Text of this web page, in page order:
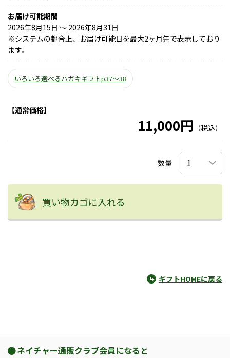
お届け可能期間
2026年8月15日 ～ 2026年8月31日
※システムの都合上、お届け可能日を最大2ヶ月先で表示しており
ます。
いろいろ選べるハガキギフトp37～38
【通常価格】
11,000円 （税込）
数量
買い物カゴに入れる
ギフトHOMEに戻る
ネイチャー通販クラブ会員になると